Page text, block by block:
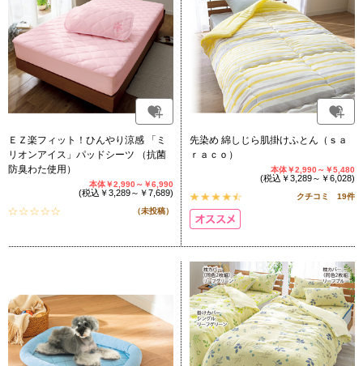
ＥＺ楽フィット！ひんやり涼感 「ミ
リオンアイス」パッドシーツ （抗菌
防臭わた使用）
本体￥2,990～￥6,990
(税込￥3,289～￥7,689)
（未投稿）
先染め 綿しじら肌掛けふとん（ｓａ
ｒａｃｏ）
本体￥2,990～￥5,480
(税込￥3,289～￥6,028)
クチコミ 19件